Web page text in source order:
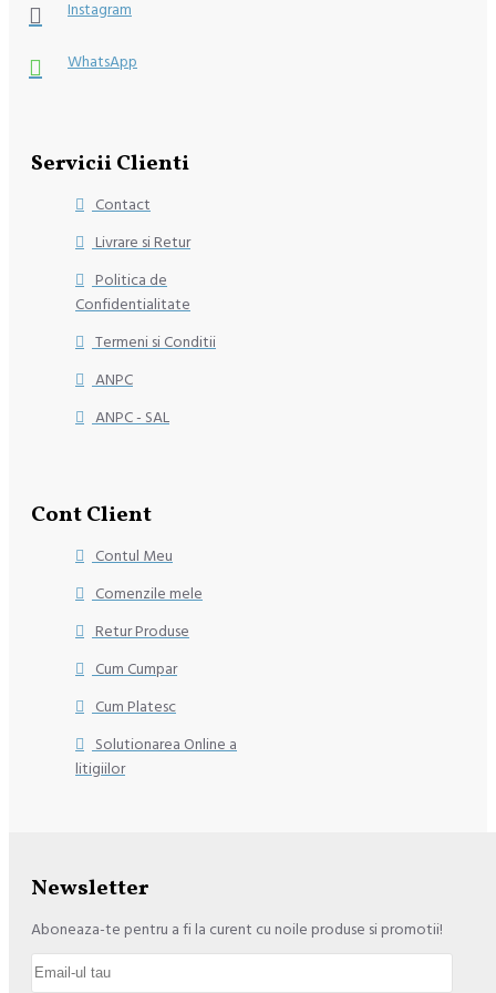
Instagram
WhatsApp
Servicii Clienti
Contact
Livrare si Retur
Politica de
Confidentialitate
Termeni si Conditii
ANPC
ANPC - SAL
Cont Client
Contul Meu
Comenzile mele
Retur Produse
Cum Cumpar
Cum Platesc
Solutionarea Online a
litigiilor
Newsletter
Aboneaza-te pentru a fi la curent cu noile produse si promotii!